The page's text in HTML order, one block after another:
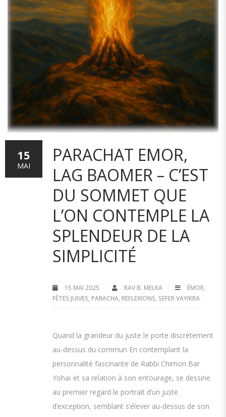
PARACHAT EMOR,
LAG BAOMER – C’EST
DU SOMMET QUE
L’ON CONTEMPLE LA
SPLENDEUR DE LA
SIMPLICITÉ
15 MAI 2025 RAV B. MELKA ÉMOR,
FÊTES JUIVES, PARACHA, REFLEXIONS, SEFER VAYIKRA
Quand la grandeur du juste le porte discrètement
au-dessus du commun En contemplant la
personnalité fascinante de Rabbi Chimon Bar
Yohaï et sa relation à son entourage, se dessine
au premier regard le portrait d’un juste
d’exception, semblant s’élever au-dessus de son
15
MAI